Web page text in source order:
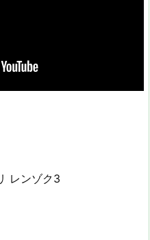
レンゾク3